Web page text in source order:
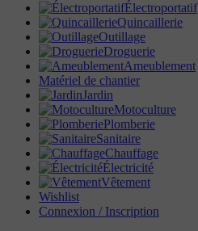
Électroportatif
Quincaillerie
Outillage
Droguerie
Ameublement
Matériel de chantier
Jardin
Motoculture
Plomberie
Sanitaire
Chauffage
Électricité
Vêtement
Wishlist
Connexion / Inscription